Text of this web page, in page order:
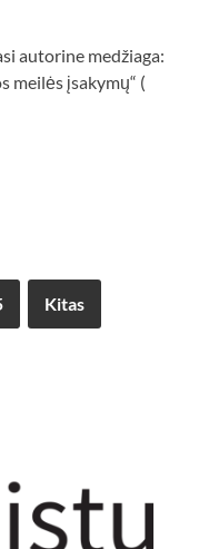
autorine medžiaga:
meilės įsakymų“ (
Kitas